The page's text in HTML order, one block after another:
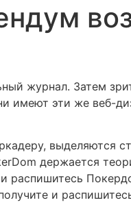
журнал. Затем
имеют эти же веб-
выделяются
держается
распишитесь
и